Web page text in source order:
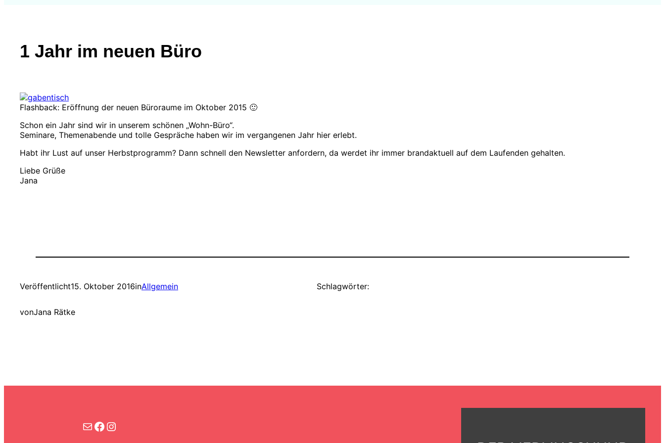
1 Jahr im neuen Büro
Flashback: Eröffnung der neuen Büroraume im Oktober 2015 🙂
Schon ein Jahr sind wir in unserem schönen „Wohn-Büro“.
Seminare, Themenabende und tolle Gespräche haben wir im vergangenen Jahr hier erlebt.
Habt ihr Lust auf unser Herbstprogramm? Dann schnell den Newsletter anfordern, da werdet ihr immer brandaktuell auf dem Laufenden gehalten.
Liebe Grüße
Jana
Veröffentlicht15. Oktober 2016inAllgemein
vonJana Rätke
Schlagwörter:
Kontakt
Facebook
Instagram